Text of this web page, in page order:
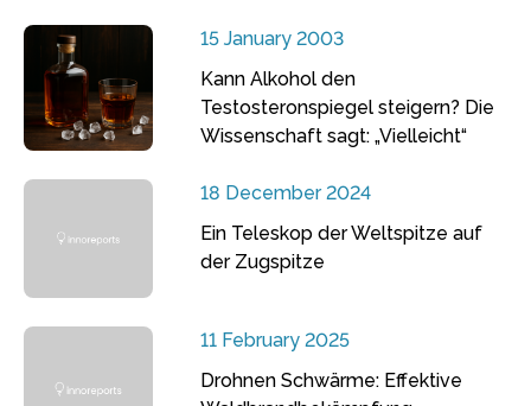
15 January 2003
Kann Alkohol den
Testosteronspiegel steigern? Die
Wissenschaft sagt: „Vielleicht“
18 December 2024
Ein Teleskop der Weltspitze auf
der Zugspitze
11 February 2025
Drohnen Schwärme: Effektive